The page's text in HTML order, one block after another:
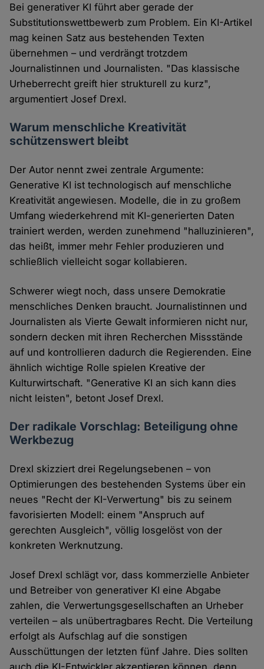
Bei generativer KI führt aber gerade der
Substitutionswettbewerb zum Problem. Ein KI-Artikel
mag keinen Satz aus bestehenden Texten
übernehmen – und verdrängt trotzdem
Journalistinnen und Journalisten. "Das klassische
Urheberrecht greift hier strukturell zu kurz",
argumentiert Josef Drexl.
Warum menschliche Kreativität
schützenswert bleibt
Der Autor nennt zwei zentrale Argumente:
Generative KI ist technologisch auf menschliche
Kreativität angewiesen. Modelle, die in zu großem
Umfang wiederkehrend mit KI-generierten Daten
trainiert werden, werden zunehmend "halluzinieren",
das heißt, immer mehr Fehler produzieren und
schließlich vielleicht sogar kollabieren.
Schwerer wiegt noch, dass unsere Demokratie
menschliches Denken braucht. Journalistinnen und
Journalisten als Vierte Gewalt informieren nicht nur,
sondern decken mit ihren Recherchen Missstände
auf und kontrollieren dadurch die Regierenden. Eine
ähnlich wichtige Rolle spielen Kreative der
Kulturwirtschaft. "Generative KI an sich kann dies
nicht leisten", betont Josef Drexl.
Der radikale Vorschlag: Beteiligung ohne
Werkbezug
Drexl skizziert drei Regelungsebenen – von
Optimierungen des bestehenden Systems über ein
neues "Recht der KI-Verwertung" bis zu seinem
favorisierten Modell: einem "Anspruch auf
gerechten Ausgleich", völlig losgelöst von der
konkreten Werknutzung.
Josef Drexl schlägt vor, dass kommerzielle Anbieter
und Betreiber von generativer KI eine Abgabe
zahlen, die Verwertungsgesellschaften an Urheber
verteilen – als unübertragbares Recht. Die Verteilung
erfolgt als Aufschlag auf die sonstigen
Ausschüttungen der letzten fünf Jahre. Dies sollten